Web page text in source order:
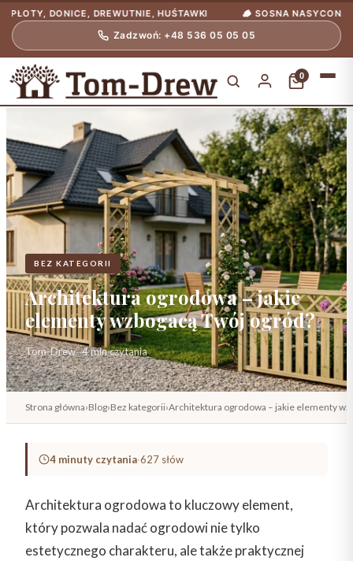
DREWUTNIE, HUŚTAWKI 🪵 SOSNA NASYCONA
Zadzwoń: +48 536 05 05 05
0
BEZ KATEGORII
Architektura ogrodowa – jakie
elementy wzbogacą Twój ogród?
Tom-Drew··4 min czytania
Strona główna›Blog›Bez kategorii›Architektura ogrodowa – jakie elementy
4 minuty czytania·627 słów
Architektura ogrodowa to kluczowy element,
który pozwala nadać ogrodowi nie tylko
estetycznego charakteru, ale także praktycznej